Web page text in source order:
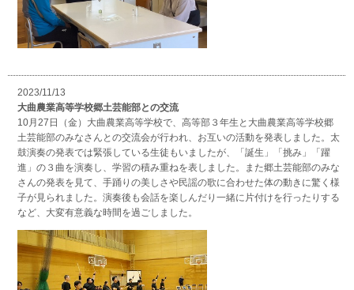
2023/11/13
大曲農業高等学校郷土芸能部との交流
10月27日（金）大曲農業高等学校で、高等部３年生と大曲農業高等学校郷
土芸能部のみなさんとの交流会が行われ、お互いの活動を発表しました。太
鼓演奏の発表では緊張している生徒もいましたが、「誕生」「挑み」「躍
進」の３曲を演奏し、学習の積み重ねを表しました。また郷土芸能部のみな
さんの発表を見て、手踊りの美しさや民謡の歌に合わせた体の動きに驚く様
子が見られました。演奏後も会話を楽しんだり一緒に片付けを行ったりする
など、大変有意義な時間を過ごしました。